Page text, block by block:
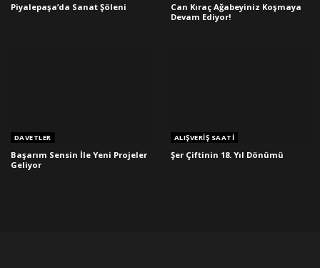
Piyalepaşa’da Sanat Şöleni
Can Kıraç Ağabeyiniz Koşmaya
Devam Ediyor!
DAVETLER
Başarım Sensin İle Yeni Projeler
Geliyor
ALIŞVERIŞ SAATI
Şer Çiftinin 18. Yıl Dönümü